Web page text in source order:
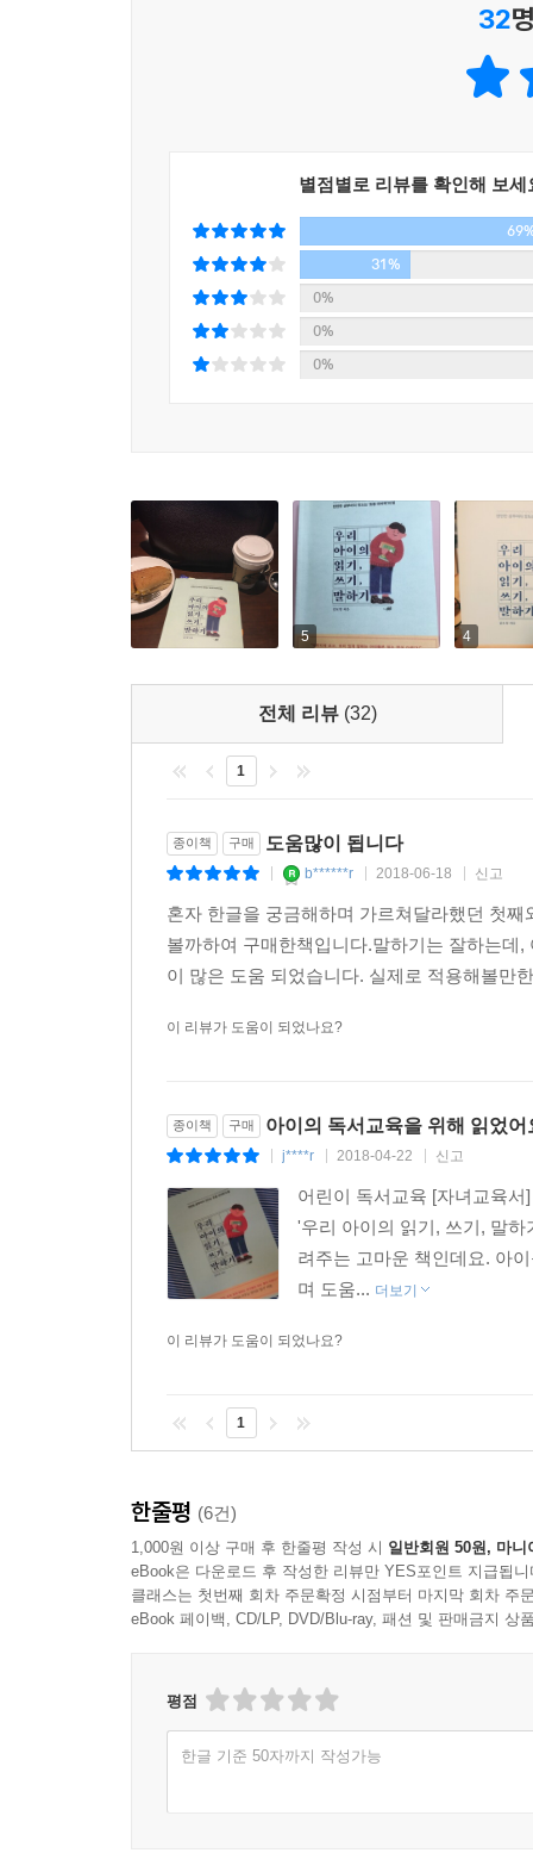
사회생활을 할 때도 말하기와 쓰기는 성패를
우리 취학 전 어린이에게 너무 일찍 영어 몰입
한글책 읽기 교육은 가정에서 부모가 보여주고
전이되기 쉽다. 그렇게 되면 모국어보다 훨씬 낮
아나운서이자 엄마인 저자는 읽기가 언어생활 전
책이 아니라 읽기를 통한 말하기, 쓰기의 연결을
도움이 될 것이다. 또한, 현직에서 많은 저자와 인
활동은 아나운서의 경험을 십분 살리면서도 누
-노규식(SBS 〈영재발굴단〉 자문위원, 공부두뇌
요즘은 독서가 얼마나 중요한지 누구나 알고 있
제시하는 책은 흔하지 않지요. 김보영 아나운서
접근하였기에 내용이 아주 흥미로우면서도 이
이상의 에너지와 시간을 헛되이 소비하지 않
터득하시기 바랍니다.
-‘우성맘’ 이성원(《영어를 우리말처럼 하는 기적
때문입니다. 그 노력 덕분인지 올해 7살, 5살이
-‘틈틈이’ 김아연(《나는 워킹맘입니다》 저자, 동
책을 좋아하는 아이는 모든 부모의 로망입니다.
처음에는 책 한 권을 끝까지 읽지 못하던 하유
하지만 독서를 습관으로 자리 잡게 하기까지는
독서의 즐거움을 알게 되길 바랍니다.
32
별점별로 리뷰를 확인해 보세
31%
0%
0%
0%
5 4
전체 리뷰 (32)
1
종이책 구매 도움많이 됩니다
b******r 2018-06-18 신고
혼자 한글을 궁금해하며 가르쳐달라했던 첫
볼까하여 구매한책입니다.말하기는 잘하는데
이 많은 도움 되었습니다. 실제로 적용해볼만
이 리뷰가 도움이 되었나요?
종이책 구매 아이의 독서교육을 위해 읽었어
j****r 2018-04-22 신고
어린이 독서교육 [자녀교육
'우리 아이의 읽기, 쓰기, 말
려주는 고마운 책인데요. 아
며 도움... 더보기
이 리뷰가 도움이 되었나요?
1
한줄평 (6건)
1,000원 이상 구매 후 한줄평 작성 시 일반회원 50원, 마니
eBook은 다운로드 후 작성한 리뷰만 YES포인트 지급됩니
클래스는 첫번째 회차 주문확정 시점부터 마지막 회차 주
eBook 페이백, CD/LP, DVD/Blu-ray, 패션 및 판매금지 상
평점
한글 기준 50자까지 작성가능